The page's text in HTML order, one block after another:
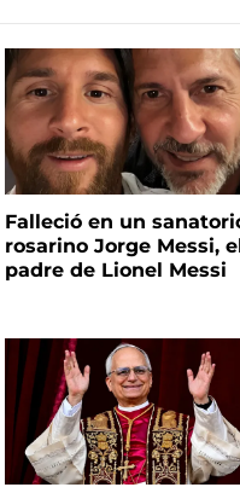
Falleció en un
rosarino Jorge Messi,
padre de Lionel Messi